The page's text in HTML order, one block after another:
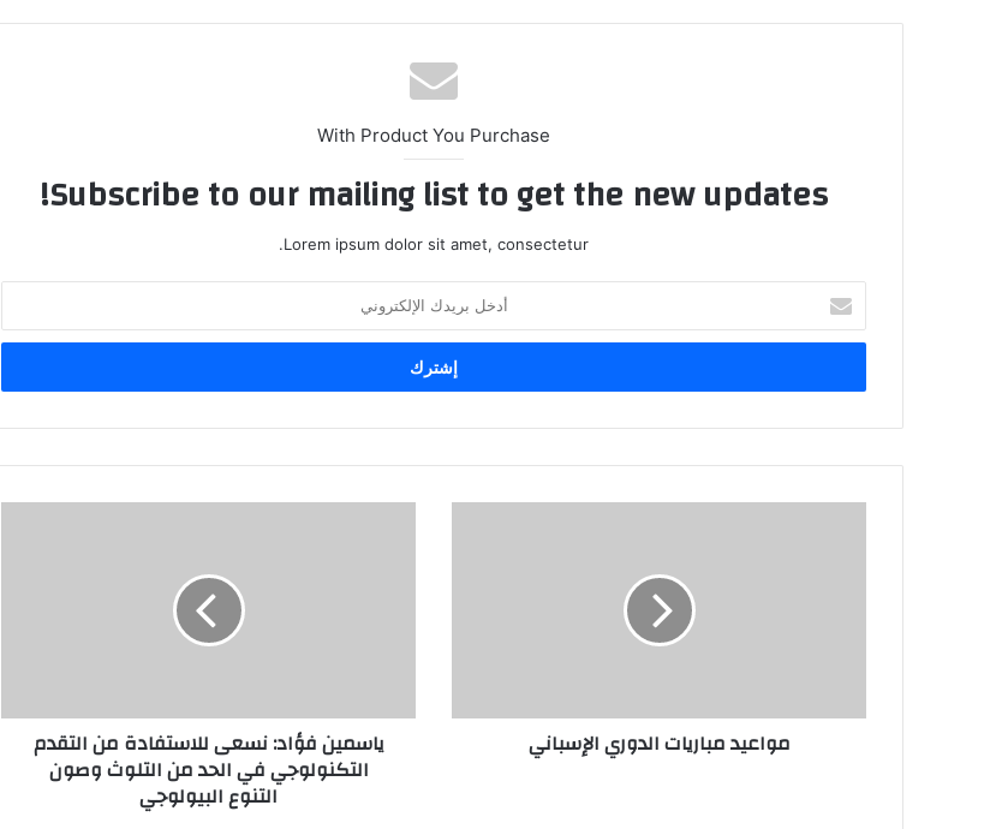
With Product You Purchase
Subscribe to our mailing list to get the new updates!
Lorem ipsum dolor sit amet, consectetur.
بريدك
الإلكتروني
مواعيد مباريات الدوري الإسباني ياسمين فؤاد: نسعى للاستفادة من التقدم
التكنولوجي في الحد من التلوث وصون
التنوع البيولوجي